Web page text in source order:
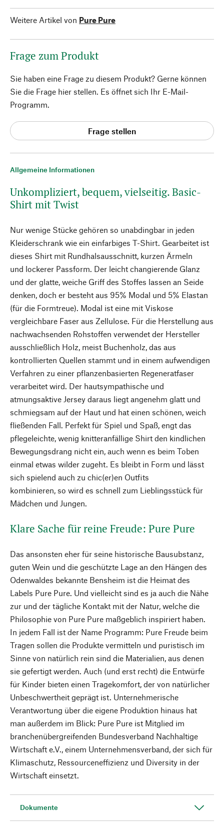
Allgemeine Informationen
Unkompliziert, bequem, vielseitig. Basic-
Shirt mit Twist
Nur wenige Stücke gehören so unabdingbar in jeden
Kleiderschrank wie ein einfarbiges T-Shirt. Gearbeitet ist
dieses Shirt mit Rundhalsausschnitt, kurzen Ärmeln
und lockerer Passform. Der leicht changierende Glanz
und der glatte, weiche Griff des Stoffes lassen an Seide
denken, doch er besteht aus 95% Modal und 5% Elastan
(für die Formtreue). Modal ist eine mit Viskose
vergleichbare Faser aus Zellulose. Für die Herstellung aus
nachwachsenden Rohstoffen verwendet der Hersteller
ausschließlich Holz, meist Buchenholz, das aus
kontrollierten Quellen stammt und in einem aufwendigen
Verfahren zu einer pflanzenbasierten Regeneratfaser
verarbeitet wird. Der hautsympathische und
atmungsaktive Jersey daraus liegt angenehm glatt und
schmiegsam auf der Haut und hat einen schönen, weich
fließenden Fall. Perfekt für Spiel und Spaß, engt das
pflegeleichte, wenig knitteranfällige Shirt den kindlichen
Bewegungsdrang nicht ein, auch wenn es beim Toben
einmal etwas wilder zugeht. Es bleibt in Form und lässt
sich spielend auch zu chic(er)en Outfits
kombinieren, so wird es schnell zum Lieblingsstück für
Mädchen und Jungen.
Klare Sache für reine Freude: Pure Pure
Das ansonsten eher für seine historische Bausubstanz,
guten Wein und die geschützte Lage an den Hängen des
Odenwaldes bekannte Bensheim ist die Heimat des
Labels Pure Pure. Und vielleicht sind es ja auch die Nähe
zur und der tägliche Kontakt mit der Natur, welche die
Philosophie von Pure Pure maßgeblich inspiriert haben.
In jedem Fall ist der Name Programm: Pure Freude beim
Tragen sollen die Produkte vermitteln und puristisch im
Sinne von natürlich rein sind die Materialien, aus denen
sie gefertigt werden. Auch (und erst recht) die Entwürfe
für Kinder bieten einen Tragekomfort, der von natürlicher
Unbeschwertheit geprägt ist. Unternehmerische
Verantwortung über die eigene Produktion hinaus hat
man außerdem im Blick: Pure Pure ist Mitglied im
branchenübergreifenden Bundesverband Nachhaltige
Wirtschaft e.V., einem Unternehmensverband, der sich für
Klimaschutz, Ressourceneffizienz und Diversity in der
Wirtschaft einsetzt.
Dokumente
Weitere Artikel von Pure Pure
Frage zum Produkt
Sie haben eine Frage zu diesem Produkt? Gerne können
Sie die Frage hier stellen. Es öffnet sich Ihr E-Mail-
Programm.
Frage stellen